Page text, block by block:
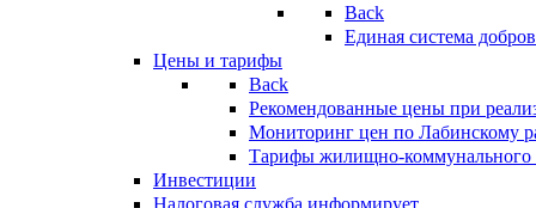
Back
Единая система
Цены и тарифы
Back
Рекомендованные цены при
Мониторинг цен по Лабинскому
Тарифы жилищно-коммунального
Инвестиции
Налоговая служба информирует